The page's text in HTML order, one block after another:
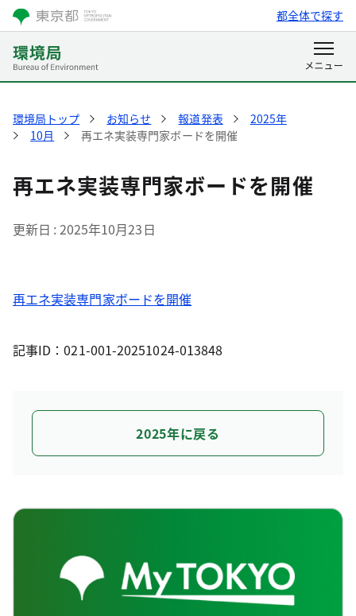
都全体で探す
環境局トップ お知らせ 報道発表
2025年
10月
再エネ実装専門家ボードを開催
再エネ実装専門家ボードを開催
更新日 2025年10月23日
再エネ実装専門家ボードを開催
記事ID：021-001-20251024-013848
2025年に戻る